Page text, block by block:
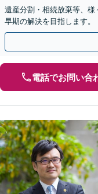
遺産分割・相続放棄等、様
早期の解決を目指します。
電話でお問い合